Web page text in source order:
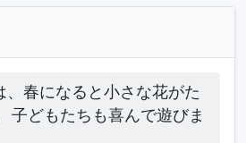
、春になると小さな花がた
子どもたちも喜んで遊びま